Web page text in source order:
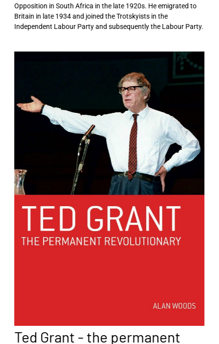
Opposition in South Africa in the late 1920s. He emigrated to
Britain in late 1934 and joined the Trotskyists in the
Independent Labour Party and subsequently the Labour Party.
Ted Grant - the permanent